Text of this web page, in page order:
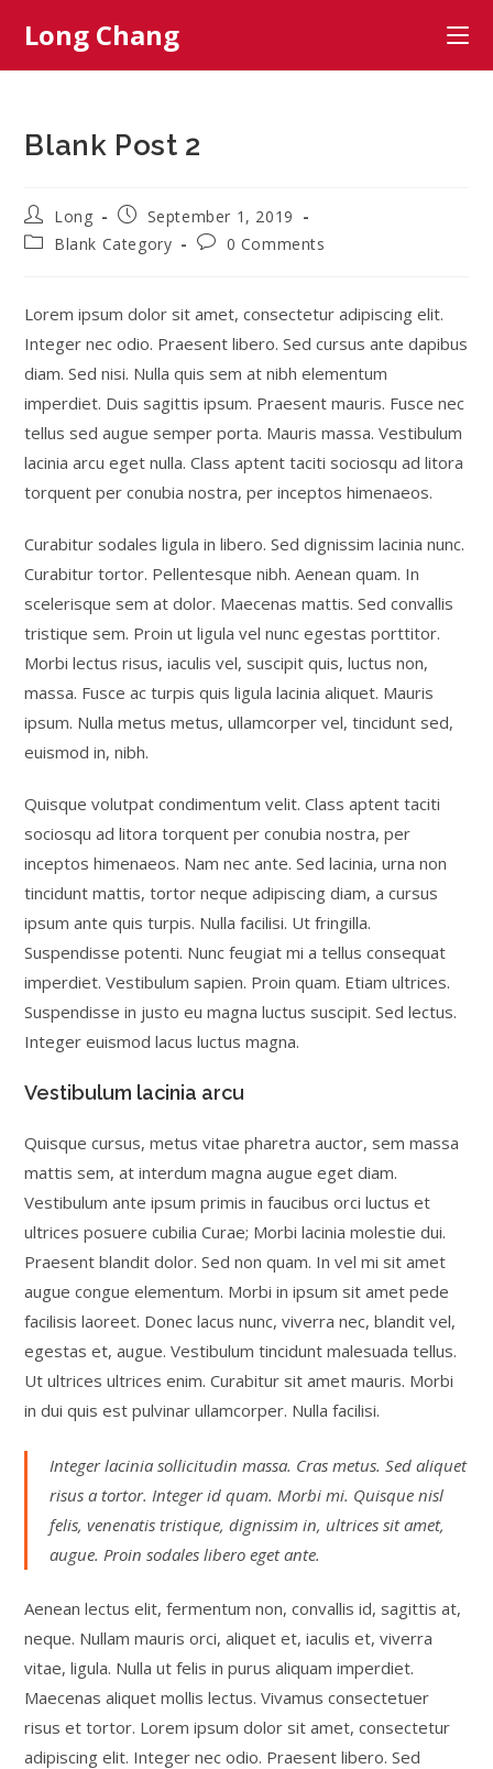
content
Long Chang
Blank Post 2
Post
author:
Long
Post
published:
September 1, 2019
PostBlank Category
Post0 Comments
Lorem ipsum dolor sit amet, consectetur adipiscing elit.
Integer nec odio. Praesent libero. Sed cursus ante dapibus
diam. Sed nisi. Nulla quis sem at nibh elementum
imperdiet. Duis sagittis ipsum. Praesent mauris. Fusce nec
tellus sed augue semper porta. Mauris massa. Vestibulum
lacinia arcu eget nulla. Class aptent taciti sociosqu ad litora
torquent per conubia nostra, per inceptos himenaeos.
Curabitur sodales ligula in libero. Sed dignissim lacinia nunc.
Curabitur tortor. Pellentesque nibh. Aenean quam. In
scelerisque sem at dolor. Maecenas mattis. Sed convallis
tristique sem. Proin ut ligula vel nunc egestas porttitor.
Morbi lectus risus, iaculis vel, suscipit quis, luctus non,
massa. Fusce ac turpis quis ligula lacinia aliquet. Mauris
ipsum. Nulla metus metus, ullamcorper vel, tincidunt sed,
euismod in, nibh.
Quisque volutpat condimentum velit. Class aptent taciti
sociosqu ad litora torquent per conubia nostra, per
inceptos himenaeos. Nam nec ante. Sed lacinia, urna non
tincidunt mattis, tortor neque adipiscing diam, a cursus
ipsum ante quis turpis. Nulla facilisi. Ut fringilla.
Suspendisse potenti. Nunc feugiat mi a tellus consequat
imperdiet. Vestibulum sapien. Proin quam. Etiam ultrices.
Suspendisse in justo eu magna luctus suscipit. Sed lectus.
Integer euismod lacus luctus magna.
Vestibulum lacinia arcu
Quisque cursus, metus vitae pharetra auctor, sem massa
mattis sem, at interdum magna augue eget diam.
Vestibulum ante ipsum primis in faucibus orci luctus et
ultrices posuere cubilia Curae; Morbi lacinia molestie dui.
Praesent blandit dolor. Sed non quam. In vel mi sit amet
augue congue elementum. Morbi in ipsum sit amet pede
facilisis laoreet. Donec lacus nunc, viverra nec, blandit vel,
egestas et, augue. Vestibulum tincidunt malesuada tellus.
Ut ultrices ultrices enim. Curabitur sit amet mauris. Morbi
in dui quis est pulvinar ullamcorper. Nulla facilisi.
Integer lacinia sollicitudin massa. Cras metus. Sed aliquet
risus a tortor. Integer id quam. Morbi mi. Quisque nisl
felis, venenatis tristique, dignissim in, ultrices sit amet,
augue. Proin sodales libero eget ante.
Aenean lectus elit, fermentum non, convallis id, sagittis at,
neque. Nullam mauris orci, aliquet et, iaculis et, viverra
vitae, ligula. Nulla ut felis in purus aliquam imperdiet.
Maecenas aliquet mollis lectus. Vivamus consectetuer
risus et tortor. Lorem ipsum dolor sit amet, consectetur
adipiscing elit. Integer nec odio. Praesent libero. Sed